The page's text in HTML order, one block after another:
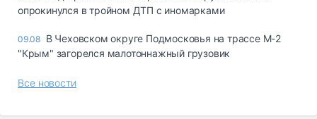
опрокинулся в тройном ДТП с иномарками
09.08 В Чеховском округе Подмосковья на трассе М-2
"Крым" загорелся малотоннажный грузовик
Все новости